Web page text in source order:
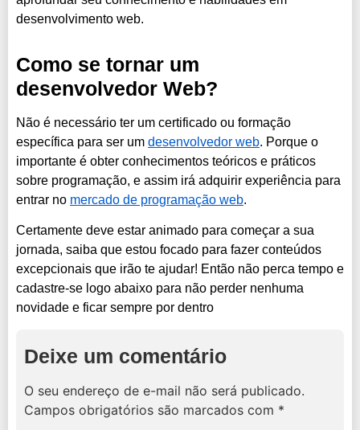
desenvolvimento web.
Como se tornar um
desenvolvedor Web?
Não é necessário ter um certificado ou formação
específica para ser um desenvolvedor web. Porque o
importante é obter conhecimentos teóricos e práticos
sobre programação, e assim irá adquirir experiência para
entrar no mercado de programação web.
Certamente deve estar animado para começar a sua
jornada, saiba que estou focado para fazer conteúdos
excepcionais que irão te ajudar! Então não perca tempo e
cadastre-se logo abaixo para não perder nenhuma
novidade e ficar sempre por dentro
Deixe um comentário
O seu endereço de e-mail não será publicado.
Campos obrigatórios são marcados com *